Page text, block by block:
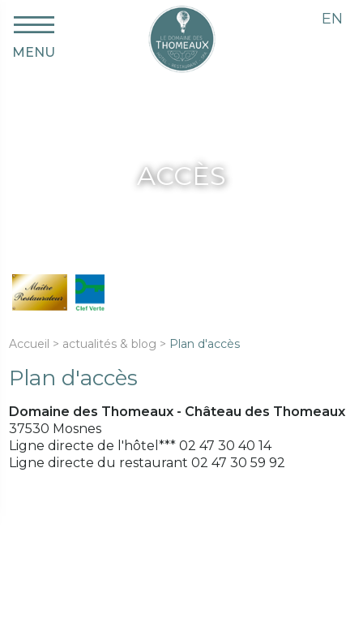
MENU
EN
ACCÈS
Accueil > actualités & blog > Plan d'accès
Plan d'accès
Domaine des Thomeaux - Château des Thomeaux
37530 Mosnes
Ligne directe de l'hôtel*** 02 47 30 40 14
Ligne directe du restaurant 02 47 30 59 92